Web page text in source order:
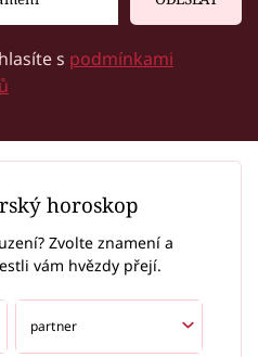
s podmínkami
horoskop
Zvolte znamení a
vám hvězdy přejí.